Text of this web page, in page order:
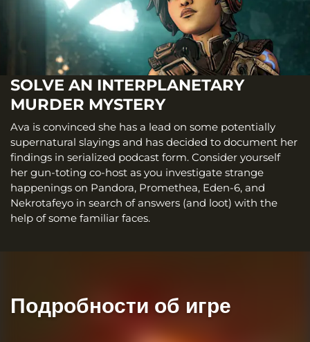
SOLVE AN INTERPLANETARY
MURDER MYSTERY
Ava is convinced she has a lead on some potentially
supernatural slayings and has decided to document her
findings in serialized podcast form. Consider yourself
her gun-toting co-host as you investigate strange
happenings on Pandora, Promethea, Eden-6, and
Nekrotafeyo in search of answers (and loot) with the
help of some familiar faces.
Подробности об игре